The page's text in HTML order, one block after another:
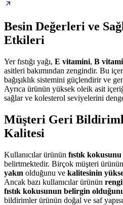
Besin Değerleri ve
Etkileri
Yer fıstığı yağı, E vitamini, B
asitleri bakımından zengindir. Bu
bağışıklık sistemini güçlendirir ve
Ayrıca ürünün yüksek oleik asit
sağlar ve kolesterol seviyelerini
Müşteri Geri
Kalitesi
Kullanıcılar ürünün fıstık kokusunu
belirtmektedir. Birçok müşteri ürünün
yakın olduğunu ve kalitesinin
Ancak bazı kullanıcılar ürünün
fıstık kokusunun belirgin
bildirimler ürünün doğal ve saf